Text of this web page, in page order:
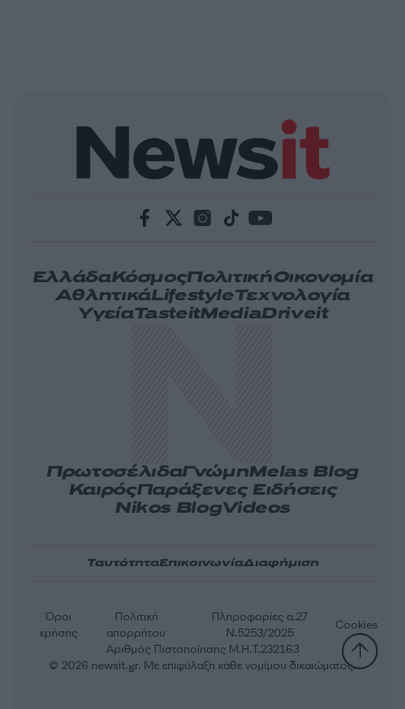
ΕλλάδαΚόσμοςΠολιτικήΟικονομία
ΑθλητικάLifestyleΤεχνολογία
ΥγείαTasteitMediaDriveit
ΠρωτοσέλιδαΓνώμηMelas Blog
ΚαιρόςΠαράξενες Ειδήσεις
Nikos BlogVideos
ΤαυτότηταΕπικοινωνίαΔιαφήμιση
Αριθμός Πιστοποίησης Μ.Η.Τ.232163
Όροι
χρήσης
Πολιτική
απορρήτου
Πληροφορίες α.27
Ν.5253/2025
Cookies
© 2026 newsit.gr. Με επιφύλαξη κάθε νομίμου δικαιώματος.